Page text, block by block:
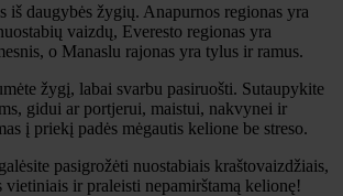
iš daugybės žygių. Anapurnos regionas yra
vaizdų, Everesto regionas yra
o Manaslu rajonas yra tylus ir ramus.
žygį, labai svarbu pasiruošti. Sutaupykite
gidui ar portjerui, maistui, nakvynei ir
į priekį padės mėgautis kelione be streso.
pasigrožėti nuostabiais kraštovaizdžiais,
vietiniais ir praleisti nepamirštamą kelionę!